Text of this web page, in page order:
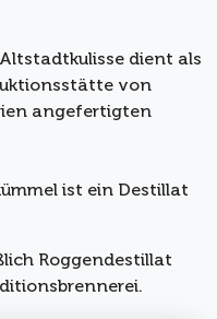
dient als
von
angefertigten
ist ein Destillat
Roggendestillat